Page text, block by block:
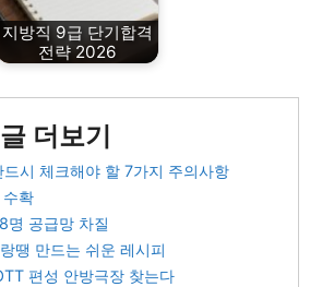
지방직 9급 단기합격
전략 2026
더보기
시 체크해야 할 7가지 주의사항
확
명 공급망 차질
땡 만드는 쉬운 레시피
편성 안방극장 찾는다